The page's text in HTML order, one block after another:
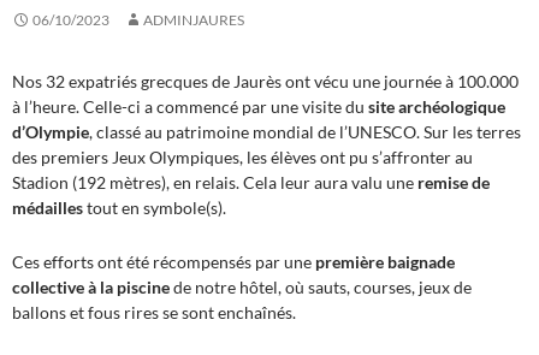
06/10/2023 ADMINJAURES
Nos 32 expatriés grecques de Jaurès ont vécu une journée à 100.000
à l’heure. Celle-ci a commencé par une visite du site archéologique
d’Olympie, classé au patrimoine mondial de l’UNESCO. Sur les terres
des premiers Jeux Olympiques, les élèves ont pu s’affronter au
Stadion (192 mètres), en relais. Cela leur aura valu une remise de
médaillestout en symbole(s).
Ces efforts ont été récompensés par une première baignade
collective à la piscinede notre hôtel, où sauts, courses, jeux de
ballons et fous rires se sont enchaînés.